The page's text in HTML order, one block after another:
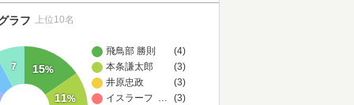
飛鳥部 勝則
(4)
本条謙太郎
(3)
井原忠政
(3)
イスラーフィール
(3)
…
15%
11%
7
ラフ 上位10名